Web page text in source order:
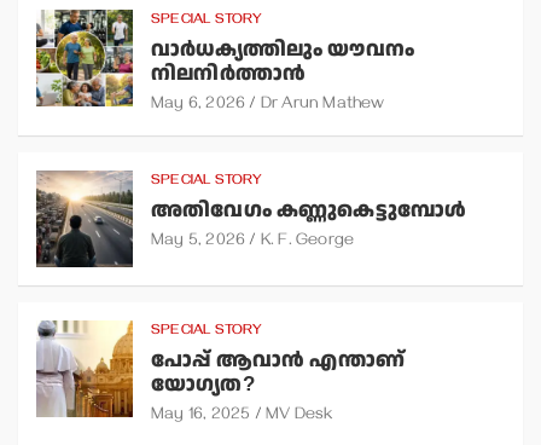
SPECIAL STORY
വാര്‍ധക്യത്തിലും യൗവനം
നിലനിര്‍ത്താന്‍
May 6, 2026 Dr Arun Mathew
SPECIAL STORY
അതിവേഗം കണ്ണുകെട്ടുമ്പോള്‍
May 5, 2026 K. F. George
SPECIAL STORY
പോപ്പ് ആവാന്‍ എന്താണ്
യോഗ്യത?
May 16, 2025 MV Desk